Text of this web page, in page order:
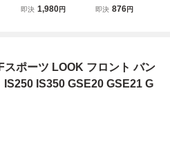
I
カーテシ ランプ
SE20 ホワイト ド
ア ウェルカム ル
即決 1,980円
ルバー エンジン
E20 GSE25 GSE2
1 Fスポーツ
即決 876円
ポーツ LOOK フロント バン
IS350 GSE20 GSE21 G